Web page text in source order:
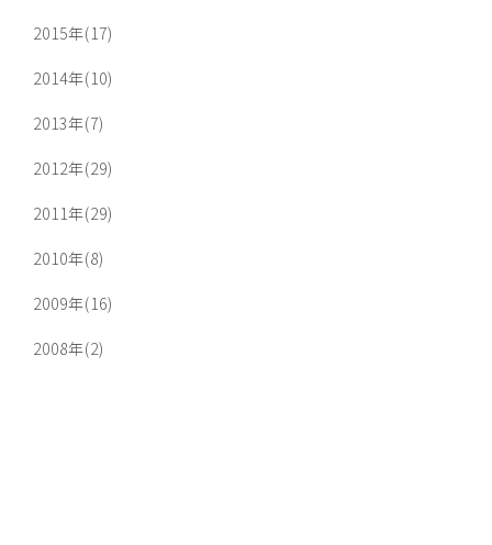
2015年(17)
2014年(10)
2013年(7)
2012年(29)
2011年(29)
2010年(8)
2009年(16)
2008年(2)